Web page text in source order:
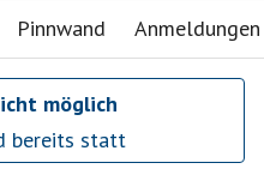
Pinnwand Anmeldungen
möglich
bereits statt